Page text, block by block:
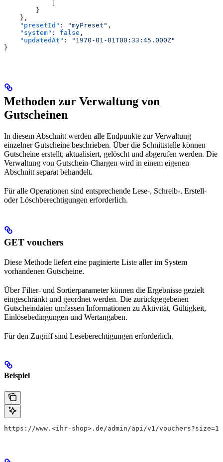
        }
    },
    "presetId"
: "myPreset" ,
    "system"
: false ,
    "updatedAt"
:
"1970-01-01T00:33:45.000Z"
}
Methoden zur Verwaltung von
Gutscheinen
In diesem Abschnitt werden alle Endpunkte zur Verwaltung
einzelner Gutscheine beschrieben. Über die Schnittstelle können
Gutscheine erstellt, aktualisiert, gelöscht und abgerufen werden. Die
Verwaltung von Gutschein-Chargen wird in einem eigenen
Abschnitt separat behandelt.
Für alle Operationen sind entsprechende Lese-, Schreib-, Erstell-
oder Löschberechtigungen erforderlich.
GET vouchers
Diese Methode liefert eine paginierte Liste aller im System
vorhandenen Gutscheine.
Über Filter- und Sortierparameter können die Ergebnisse gezielt
eingeschränkt und geordnet werden. Die zurückgegebenen
Gutscheindaten umfassen Informationen zu Aktivität, Gültigkeit,
Einlösebedingungen und Wertangaben.
Für den Zugriff sind Leseberechtigungen erforderlich.
Beispiel
https://www.<ihr-shop>.de/admin/api/v1/